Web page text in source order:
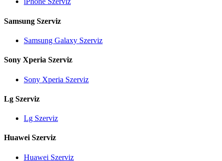
Samsung Szerviz
Samsung Galaxy Szerviz
Sony Xperia Szerviz
Sony Xperia Szerviz
Lg Szerviz
Lg Szerviz
Huawei Szerviz
Huawei Szerviz